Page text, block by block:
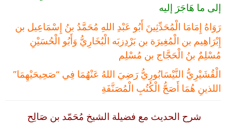
إلى ما هَاجَرَ إليه
رَوَاهُ إِمَامَا الْمُحَدِّثِينَ أَبُو عَبْدِ اللهِ مُحَمَّدُ بنُ إِسْمَاعِيل بن
إِبْرَاهِيم بن الْمُغِيرَة بن بَرْدِزبَه الْبُخَارِيُّ وَأَبُو الْحُسَيْنِ
مُسْلِمٌ بنُ الْحَجَّاج بن مُسْلِم
الْقُشَيْرِيُّ النَّيْسَابُورِيُّ رَضِيَ اللهُ عَنْهُمَا فِي “صَحِيحَيْهِمَا”
اللذينِ هُمَا أَصَحُّ الْكُتُبِ الْمُصَنَّفَةِ
شرح الحديث مع فضيلة الشيخ مُحَمّد بن صَالِح